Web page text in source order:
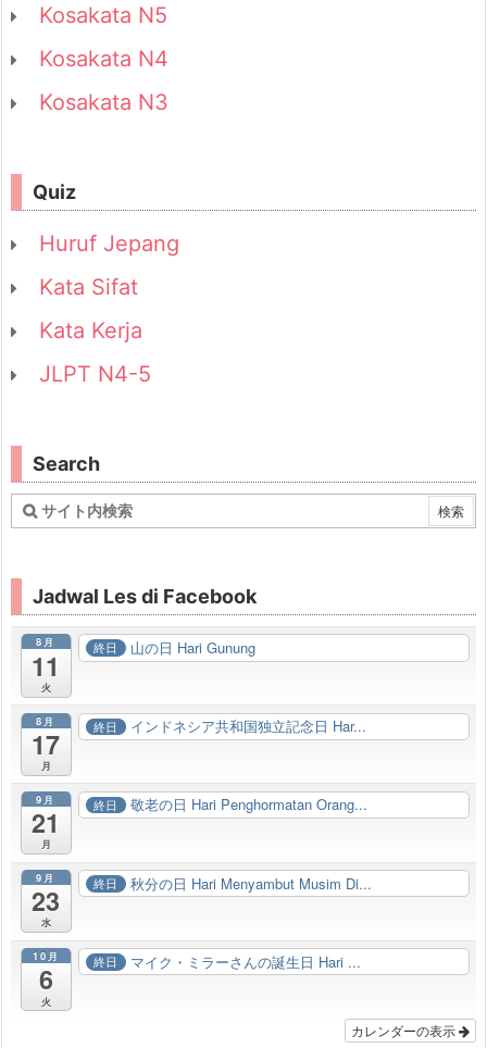
Kosakata N5
Kosakata N4
Kosakata N3
Quiz
Huruf Jepang
Kata Sifat
Kata Kerja
JLPT N4-5
Search
Jadwal Les di Facebook
8月
11
火
終日 山の日 Hari Gunung
8月
17
月
終日 インドネシア共和国独立記念日 Har...
9月
21
月
終日 敬老の日 Hari Penghormatan Orang...
9月
23
水
終日 秋分の日 Hari Menyambut Musim Di...
10月
6
火
終日 マイク・ミラーさんの誕生日 Hari ...
カレンダーの表示